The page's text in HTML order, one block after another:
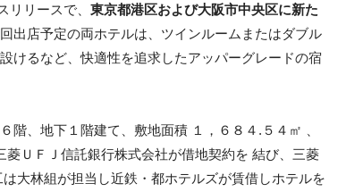
リリースで、 東京都港区および大阪市中央区に新た
出店予定の両ホテルは、ツインルームまたはダブル
けるなど、快適性を追求したアッパーグレードの宿
階、地下１階建て、敷地面積 １，６８４ . ５４㎡ 、
菱ＵＦＪ信託銀行株式会社が借地契約を 結び、三菱
大林組が担当し近鉄・都ホテルズが賃借しホテルを